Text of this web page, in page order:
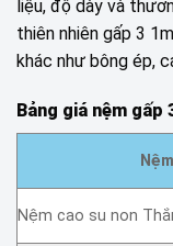
liệu, độ dày và
thiên nhiên gấp 3
khác như bông ép,
Bảng giá nệm gấp
Nệm cao su non